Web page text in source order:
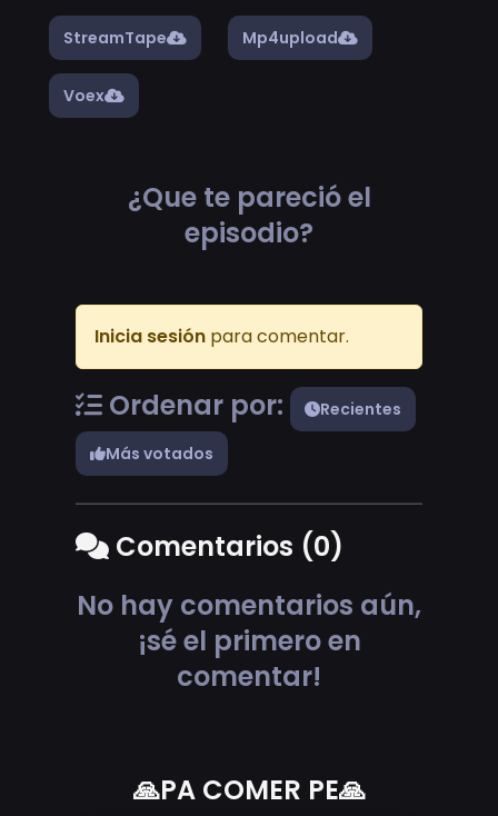
StreamTape Mp4upload
Voex
¿Que te pareció el
episodio?
Inicia sesión para comentar.
Ordenar por:
Recientes
Más votados
Comentarios (0)
No hay comentarios aún,
¡sé el primero en
comentar!
🙏PA COMER PE🙏